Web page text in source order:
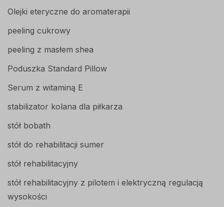
Olejki eteryczne do aromaterapii
peeling cukrowy
peeling z masłem shea
Poduszka Standard Pillow
Serum z witaminą E
stabilizator kolana dla piłkarza
stół bobath
stół do rehabilitacji sumer
stół rehabilitacyjny
stół rehabilitacyjny z pilotem i elektryczną regulacją
wysokości